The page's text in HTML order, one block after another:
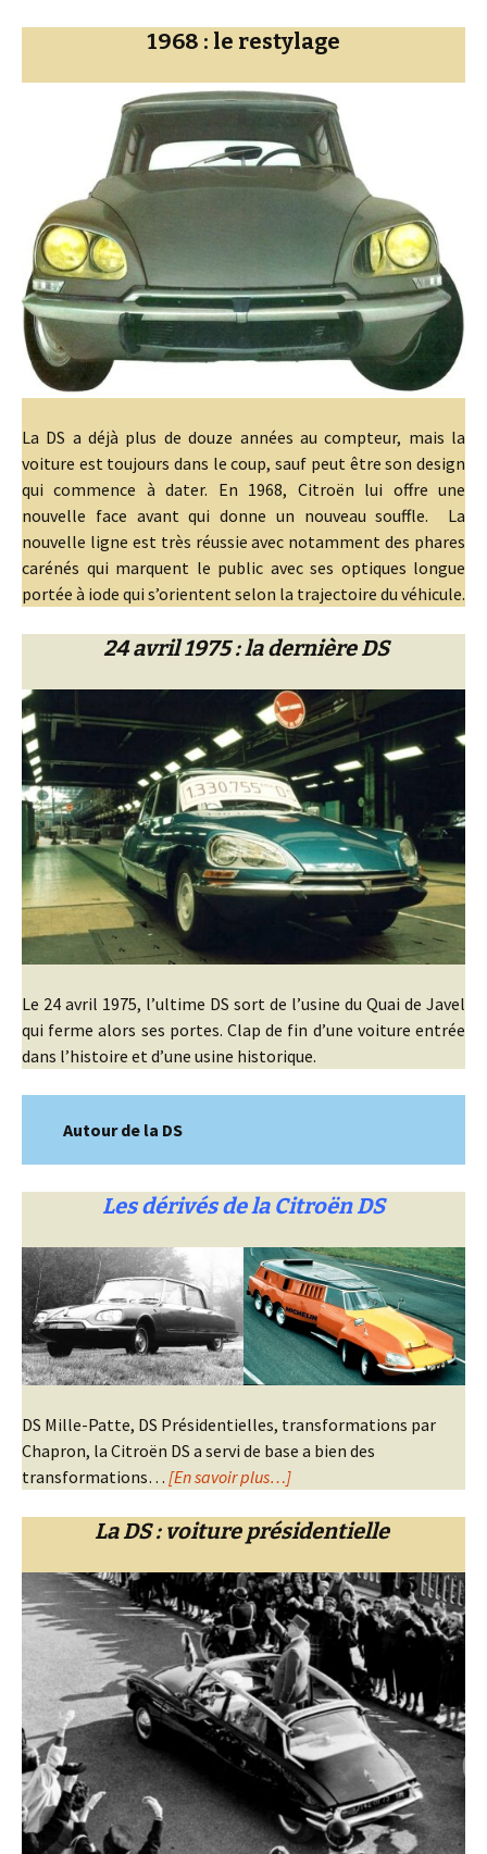
1968 : le restylage
La DS a déjà plus de douze années au compteur, mais la
voiture est toujours dans le coup, sauf peut être son design
qui commence à dater. En 1968, Citroën lui offre une
nouvelle face avant qui donne un nouveau souffle. La
nouvelle ligne est très réussie avec notamment des phares
carénés qui marquent le public avec ses optiques longue
portée à iode qui s’orientent selon la trajectoire du véhicule.
24 avril 1975 : la dernière DS
Le 24 avril 1975, l’ultime DS sort de l’usine du Quai de Javel
qui ferme alors ses portes. Clap de fin d’une voiture entrée
dans l’histoire et d’une usine historique.
Autour de la DS
Les dérivés de la Citroën DS
DS Mille-Patte, DS Présidentielles, transformations par
Chapron, la Citroën DS a servi de base a bien des
transformations… [En savoir plus…]
La DS : voiture présidentielle